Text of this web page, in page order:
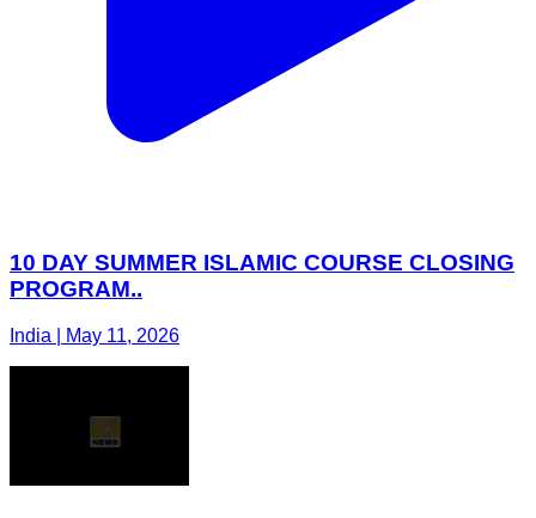
10 DAY SUMMER ISLAMIC COURSE CLOSING
PROGRAM..
India | May 11, 2026